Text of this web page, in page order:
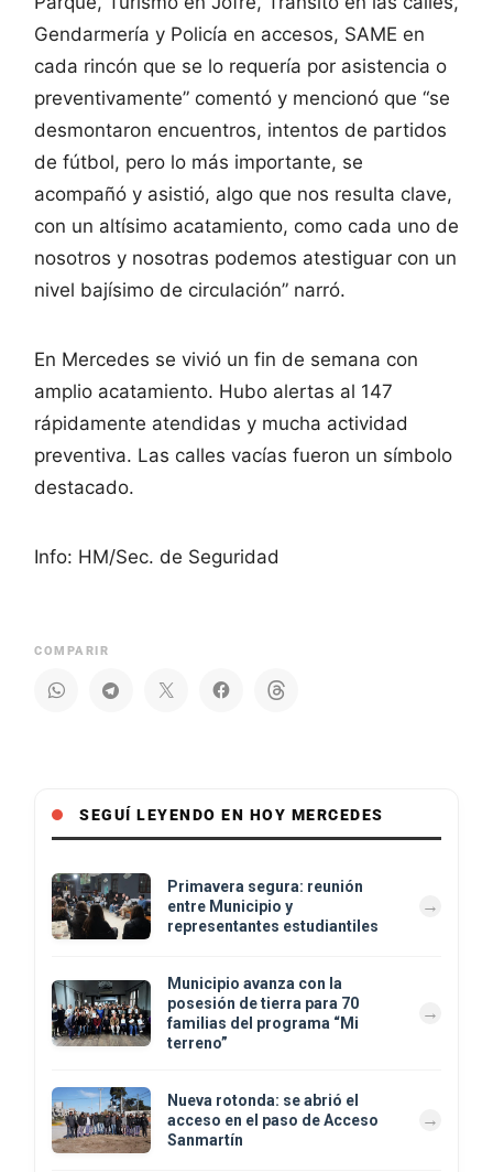
Gendarmería y Policía en accesos, SAME en
cada rincón que se lo requería por asistencia o
preventivamente” comentó y mencionó que “se
desmontaron encuentros, intentos de partidos
de fútbol, pero lo más importante, se
acompañó y asistió, algo que nos resulta clave,
con un altísimo acatamiento, como cada uno de
nosotros y nosotras podemos atestiguar con un
nivel bajísimo de circulación” narró.
En Mercedes se vivió un fin de semana con
amplio acatamiento. Hubo alertas al 147
rápidamente atendidas y mucha actividad
preventiva. Las calles vacías fueron un símbolo
destacado.
Info: HM/Sec. de Seguridad
COMPARIR
SEGUÍ LEYENDO EN HOY MERCEDES
Primavera segura: reunión
entre Municipio y
representantes estudiantiles
Municipio avanza con la
posesión de tierra para 70
familias del programa “Mi
terreno”
Nueva rotonda: se abrió el
acceso en el paso de Acceso
Sanmartín